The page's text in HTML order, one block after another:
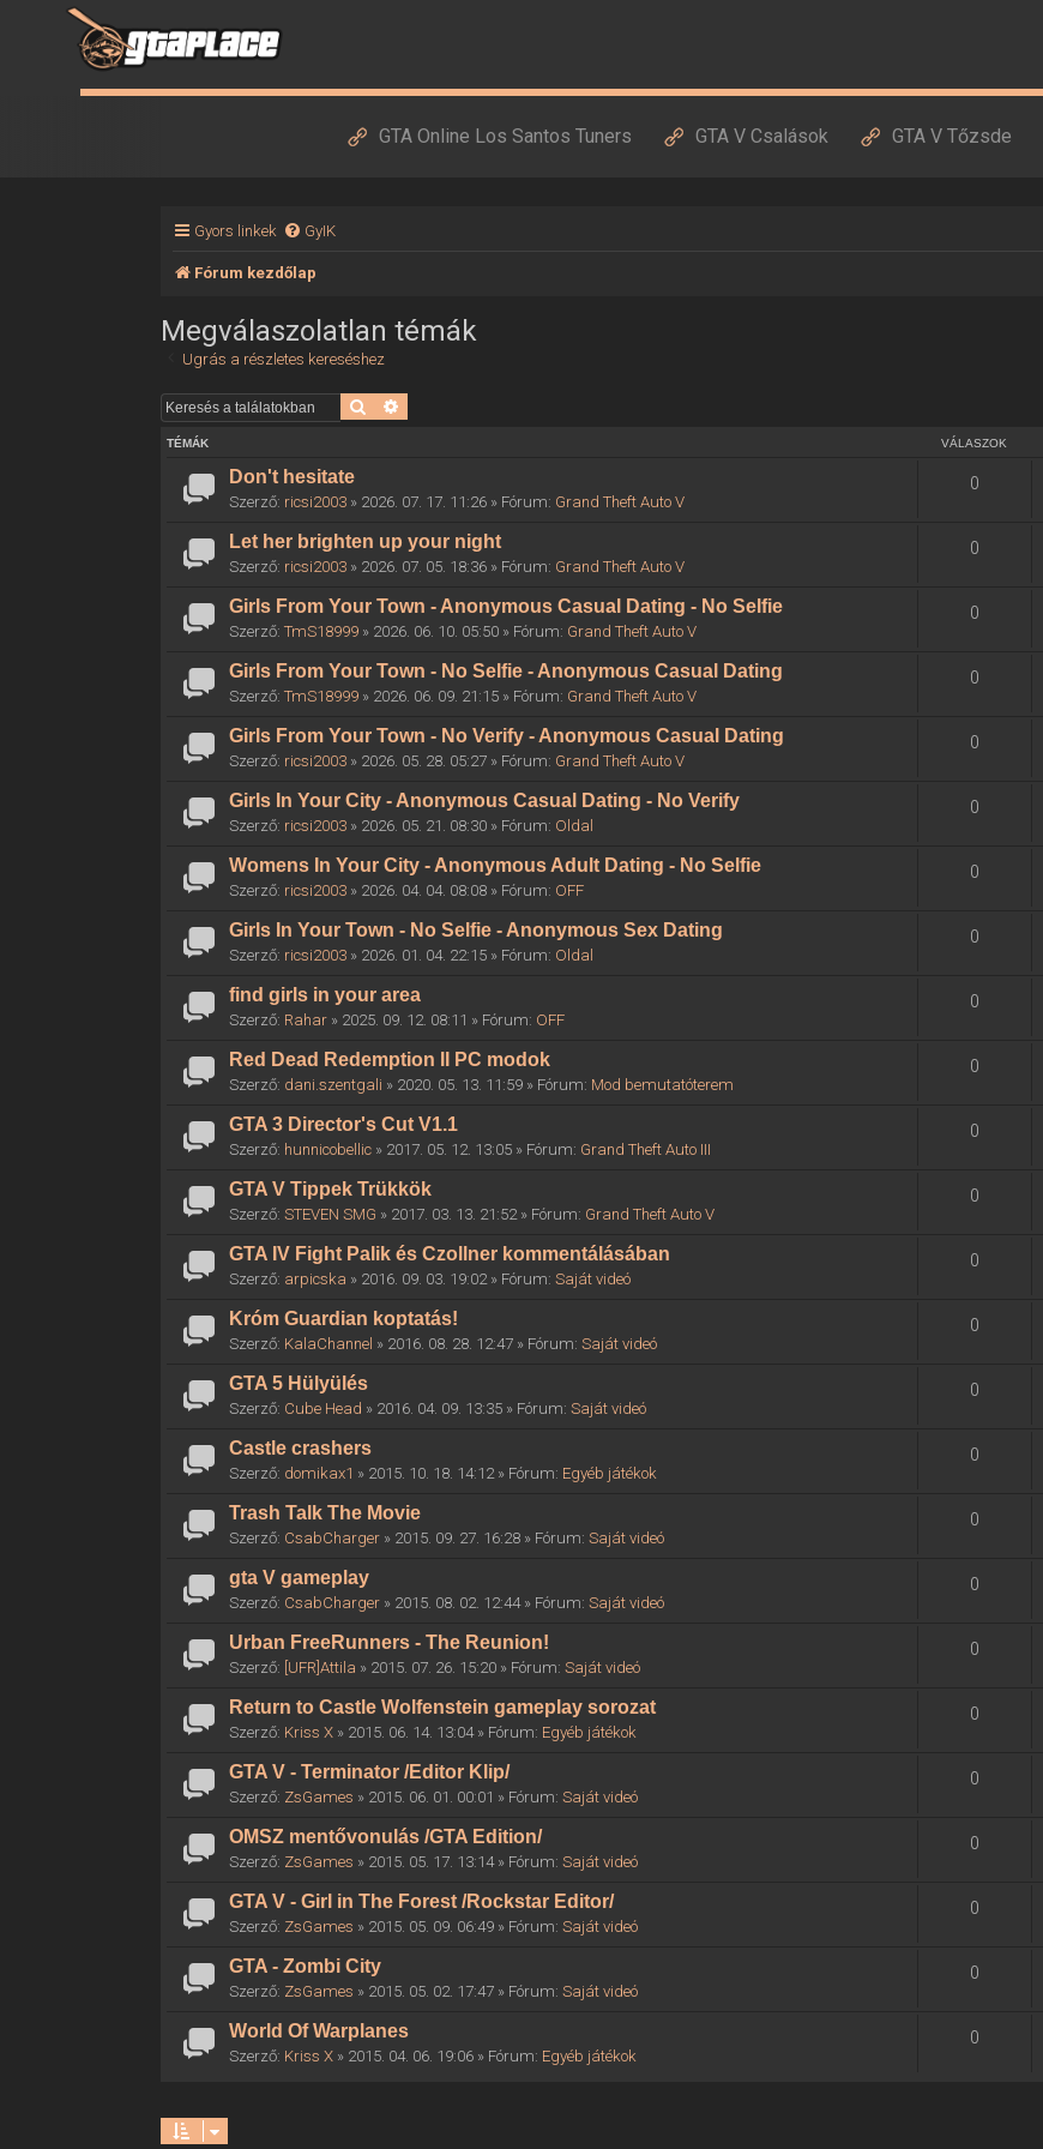
GTA Online Los Santos Tuners GTA V Csalások GTA V Tőzsde
Gyors linkek GyIK
Fórum kezdőlap
Megválaszolatlan témák
Ugrás a részletes kereséshez
Keresés
TÉMÁK VÁLASZOK
Don't hesitate
Szerző: ricsi2003 » 2026. 07. 17. 11:26 » Fórum: Grand Theft Auto V
0
Let her brighten up your night
Szerző: ricsi2003 » 2026. 07. 05. 18:36 » Fórum: Grand Theft Auto V
0
Girls From Your Town - Anonymous Casual Dating - No Selfie
Szerző:TmS18999 » 2026. 06. 10. 05:50 » Fórum: Grand Theft Auto V
0
Girls From Your Town - No Selfie - Anonymous Casual Dating
Szerző:TmS18999 » 2026. 06. 09. 21:15 » Fórum: Grand Theft Auto V
0
Girls From Your Town - No Verify - Anonymous Casual Dating
Szerző: ricsi2003 » 2026. 05. 28. 05:27 » Fórum: Grand Theft Auto V
0
Girls In Your City - Anonymous Casual Dating - No Verify
Szerző: ricsi2003 » 2026. 05. 21. 08:30 » Fórum: Oldal
0
Womens In Your City - Anonymous Adult Dating - No Selfie
Szerző: ricsi2003 » 2026. 04. 04. 08:08 » Fórum: OFF
0
Girls In Your Town - No Selfie - Anonymous Sex Dating
Szerző: ricsi2003 » 2026. 01. 04. 22:15 » Fórum: Oldal
0
find girls in your area
Szerző: Rahar » 2025. 09. 12. 08:11 » Fórum: OFF
0
Red Dead Redemption II PC modok
Szerző: dani.szentgali » 2020. 05. 13. 11:59 » Fórum: Mod bemutatóterem
0
GTA 3 Director's Cut V1.1
Szerző: hunnicobellic » 2017. 05. 12. 13:05 » Fórum: Grand Theft Auto III
0
GTA V Tippek Trükkök
Szerző:STEVEN SMG » 2017. 03. 13. 21:52 » Fórum: Grand Theft Auto V
0
GTA IV Fight Palik és Czollner kommentálásában
Szerző: arpicska » 2016. 09. 03. 19:02 » Fórum:Saját videó
0
Króm Guardian koptatás!
Szerző: KalaChannel » 2016. 08. 28. 12:47 » Fórum:Saját videó
0
GTA 5 Hülyülés
Szerző: Cube Head » 2016. 04. 09. 13:35 » Fórum:Saját videó
0
Castle crashers
Szerző: domikax1 » 2015. 10. 18. 14:12 » Fórum: Egyéb játékok
0
Trash Talk The Movie
Szerző: CsabCharger » 2015. 09. 27. 16:28 » Fórum:Saját videó
0
gta V gameplay
Szerző: CsabCharger » 2015. 08. 02. 12:44 » Fórum:Saját videó
0
Urban FreeRunners - The Reunion!
Szerző: [UFR]Attila » 2015. 07. 26. 15:20 » Fórum:Saját videó
0
Return to Castle Wolfenstein gameplay sorozat
Szerző: Kriss X » 2015. 06. 14. 13:04 » Fórum: Egyéb játékok
0
GTA V - Terminator /Editor Klip/
Szerző: ZsGames » 2015. 06. 01. 00:01 » Fórum:Saját videó
0
OMSZ mentővonulás /GTA Edition/
Szerző: ZsGames » 2015. 05. 17. 13:14 » Fórum:Saját videó
0
GTA V - Girl in The Forest /Rockstar Editor/
Szerző: ZsGames » 2015. 05. 09. 06:49 » Fórum:Saját videó
0
GTA - Zombi City
Szerző: ZsGames » 2015. 05. 02. 17:47 » Fórum:Saját videó
0
World Of Warplanes
Szerző: Kriss X » 2015. 04. 06. 19:06 » Fórum: Egyéb játékok
0